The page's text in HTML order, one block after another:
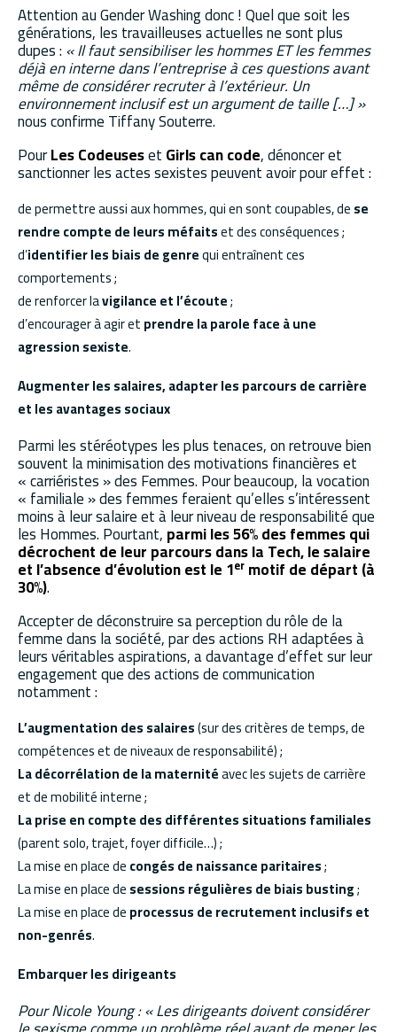
Attention au Gender Washing donc ! Quel que soit les
générations, les travailleuses actuelles ne sont plus
dupes :« Il faut sensibiliser les hommes ET les femmes
déjà en interne dans l’entreprise à ces questions avant
même de considérer recruter à l’extérieur. Un
environnement inclusif est un argument de taille […] »
nous confirme Tiffany Souterre.
PourLes CodeusesetGirls can code, dénoncer et
sanctionner les actes sexistes peuvent avoir pour effet :
de permettre aussi aux hommes, qui en sont coupables, dese
rendre compte de leurs méfaitset des conséquences ;
d’identifier les biais de genrequi entraînent ces
comportements ;
de renforcer lavigilance et l’écoute;
d’encourager à agir etprendre la parole face à une
agression sexiste.
Augmenter les salaires, adapter les parcours de carrière
et les avantages sociaux
Parmi les stéréotypes les plus tenaces, on retrouve bien
souvent la minimisation des motivations financières et
« carriéristes » des Femmes. Pour beaucoup, la vocation
« familiale » des femmes feraient qu’elles s’intéressent
moins à leur salaire et à leur niveau de responsabilité que
les Hommes. Pourtant,parmi les 56% des femmes qui
décrochent de leur parcours dans la Tech, le salaire
et l’absence d’évolution est le 1er motif de départ (à
30%).
Accepter de déconstruire sa perception du rôle de la
femme dans la société, par des actions RH adaptées à
leurs véritables aspirations, a davantage d’effet sur leur
engagement que des actions de communication
notamment :
L’augmentation des salaires(sur des critères de temps, de
compétences et de niveaux de responsabilité) ;
La décorrélation de la maternitéavec les sujets de carrière
et de mobilité interne ;
La prise en compte des différentes situations familiales
(parent solo, trajet, foyer difficile…) ;
La mise en place decongés de naissance paritaires;
La mise en place desessions régulières de biais busting;
La mise en place deprocessus de recrutement inclusifs et
non-genrés.
Embarquer les dirigeants
Pour Nicole Young : « Les dirigeants doivent considérer